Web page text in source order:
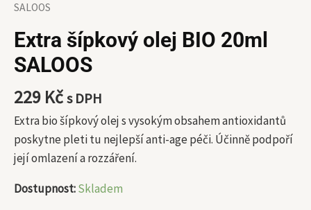
SALOOS
Extra šípkový olej BIO 20ml
SALOOS
229 Kčs DPH
Extra bio šípkový olej s vysokým obsahem antioxidantů
poskytne pleti tu nejlepší anti-age péči. Účinně podpoří
její omlazení a rozzáření.
Dostupnost:Skladem